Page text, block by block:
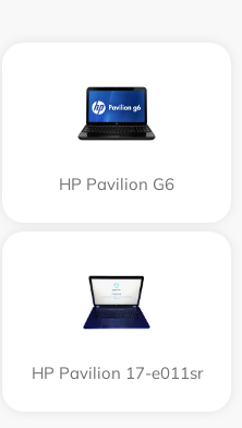
HP Pavilion G6
HP Pavilion 17-e011sr